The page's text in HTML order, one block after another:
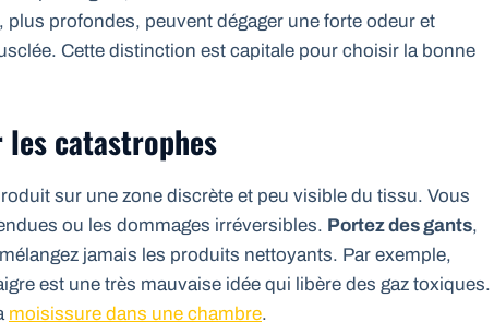
profondes, peuvent dégager une forte odeur et
Cette distinction est capitale pour choisir la bonne
catastrophes
sur une zone discrète et peu visible du tissu. Vous
ou les dommages irréversibles. Portez des gants,
jamais les produits nettoyants. Par exemple,
est une très mauvaise idée qui libère des gaz toxiques.
moisissure dans une chambre.